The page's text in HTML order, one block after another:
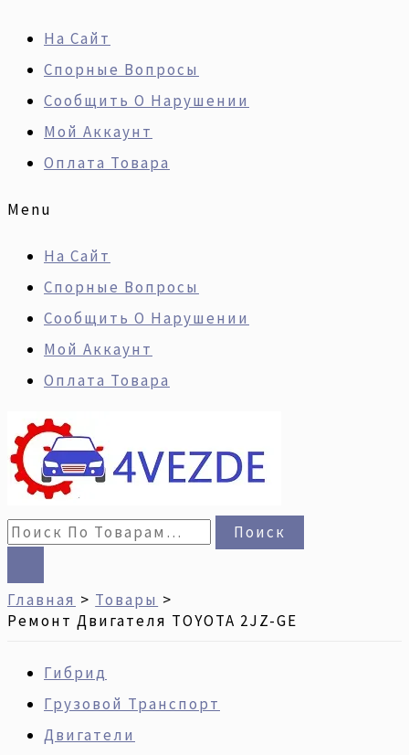
Содержимому
На Сайт
Спорные Вопросы
Сообщить О Нарушении
Мой Аккаунт
Оплата Товара
Menu
На Сайт
Спорные Вопросы
Сообщить О Нарушении
Мой Аккаунт
Оплата Товара
Поиск
Главная
Товары
Ремонт Двигателя TOYOTA 2JZ-GE
Гибрид
Грузовой Транспорт
Двигатели
Товара
Ремонт
Двигателя
TOYOTA
2JZ-
GE